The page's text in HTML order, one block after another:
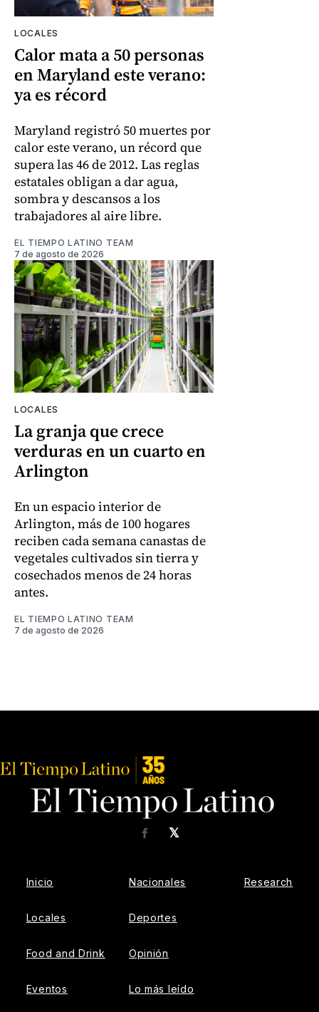
LOCALES
Calor mata a 50 personas
en Maryland este verano:
ya es récord
Maryland registró 50 muertes por
calor este verano, un récord que
supera las 46 de 2012. Las reglas
estatales obligan a dar agua,
sombra y descansos a los
trabajadores al aire libre.
EL TIEMPO LATINO TEAM
7 de agosto de 2026
LOCALES
La granja que crece
verduras en un cuarto en
Arlington
En un espacio interior de
Arlington, más de 100 hogares
reciben cada semana canastas de
vegetales cultivados sin tierra y
cosechados menos de 24 horas
antes.
EL TIEMPO LATINO TEAM
7 de agosto de 2026
𝕏
Facebook
Inicio
Locales
Food and Drink
Eventos
Nacionales
Deportes
Opinión
Lo más leído
Research